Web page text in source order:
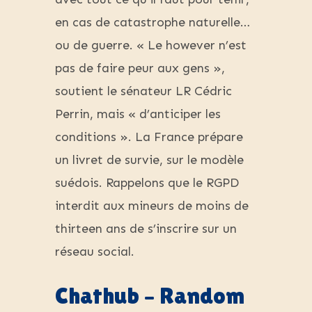
en cas de catastrophe naturelle…
ou de guerre. « Le however n’est
pas de faire peur aux gens »,
soutient le sénateur LR Cédric
Perrin, mais « d’anticiper les
conditions ». La France prépare
un livret de survie, sur le modèle
suédois. Rappelons que le RGPD
interdit aux mineurs de moins de
thirteen ans de s’inscrire sur un
réseau social.
Chathub – Random